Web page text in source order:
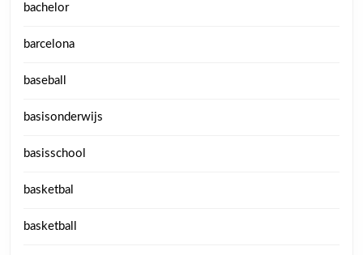
bachelor
barcelona
baseball
basisonderwijs
basisschool
basketbal
basketball